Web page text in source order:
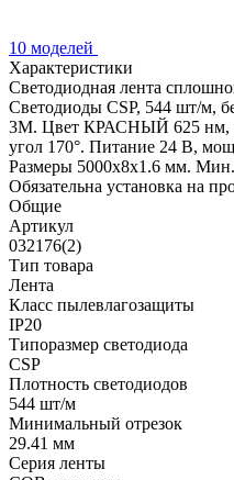
10 моделей
Характеристики
Светодиодная лента
Светодиоды CSP, 544 шт/м,
3M. Цвет КРАСНЫЙ 625 нм,
угол 170°. Питание 24 В,
Размеры 5000x8x1.6 мм.
Обязательна установка на
Общие
Артикул
032176(2)
Тип товара
Лента
Класс пылевлагозащиты
IP20
Типоразмер светодиода
CSP
Плотность светодиодов
544 шт/м
Минимальный отрезок
29.41 мм
Серия ленты